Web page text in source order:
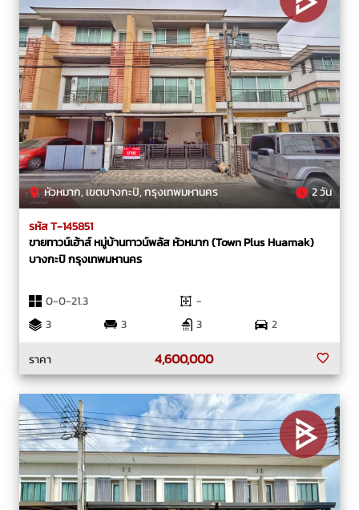
หัวหมาก, เขตบางกะปิ, กรุงเทพมหานคร 2 วัน
รหัส T-145851
ขายทาวน์เฮ้าส์ หมู่บ้านทาวน์พลัส หัวหมาก (Town Plus Huamak)
บางกะปิ กรุงเทพมหานคร
0-0-21.3
-
3
3 3
2
ราคา
4,600,000